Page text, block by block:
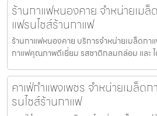
ร้านกาแฟหนองคาย จำหน่ายเม
แฟรนไชส์ร้านกาแฟ
ร้านกาแฟหนองคาย บริการจำหน่ายเมล็ดกา
กาแฟคุณภาพดีเยี่ยม รสชาติกลมกล่อม และ
คาเฟ่กำแพงเพชร จำหน่ายเมล็
รนไชส์ร้านกาแฟ